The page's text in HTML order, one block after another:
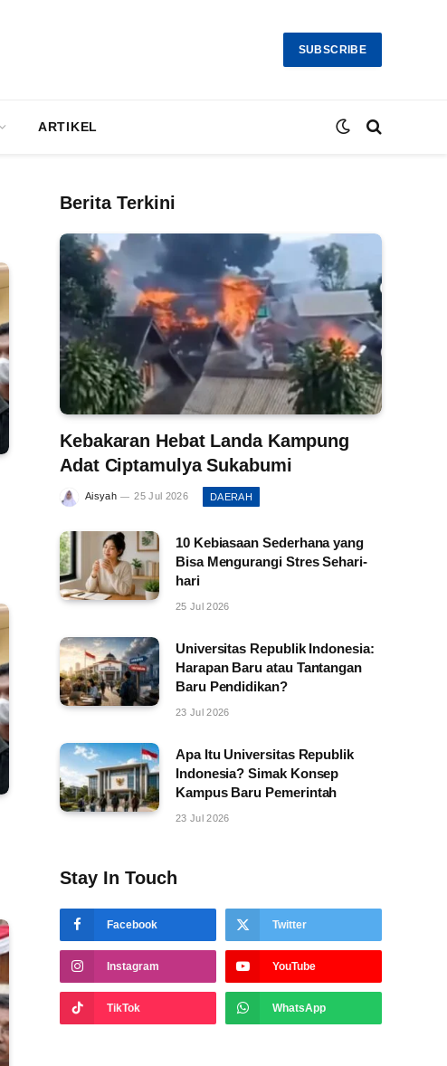
SUBSCRIBE
ARTIKEL
Berita Terkini
Kebakaran Hebat Landa Kampung
Adat Ciptamulya Sukabumi
Aisyah 25 Jul 2026 DAERAH
10 Kebiasaan Sederhana yang
Bisa Mengurangi Stres Sehari-
hari
25 Jul 2026
Universitas Republik Indonesia:
Harapan Baru atau Tantangan
Baru Pendidikan?
23 Jul 2026
Apa Itu Universitas Republik
Indonesia? Simak Konsep
Kampus Baru Pemerintah
23 Jul 2026
Stay In Touch
Facebook Twitter
Instagram YouTube
TikTok WhatsApp